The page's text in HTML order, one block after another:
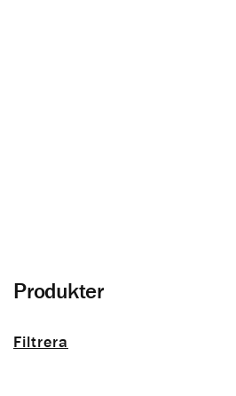
Produkter
Filtrera